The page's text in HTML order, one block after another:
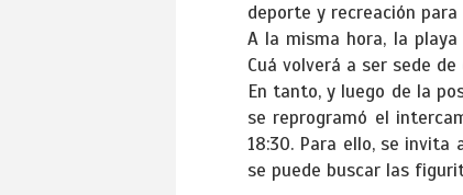
deporte y recreación
A la misma hora, la
Cuá volverá a ser sede
En tanto, y luego de la
se reprogramó el
18:30. Para ello, se
se puede buscar las